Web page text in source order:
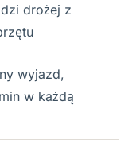
drożej z
wyjazd,
w każdą